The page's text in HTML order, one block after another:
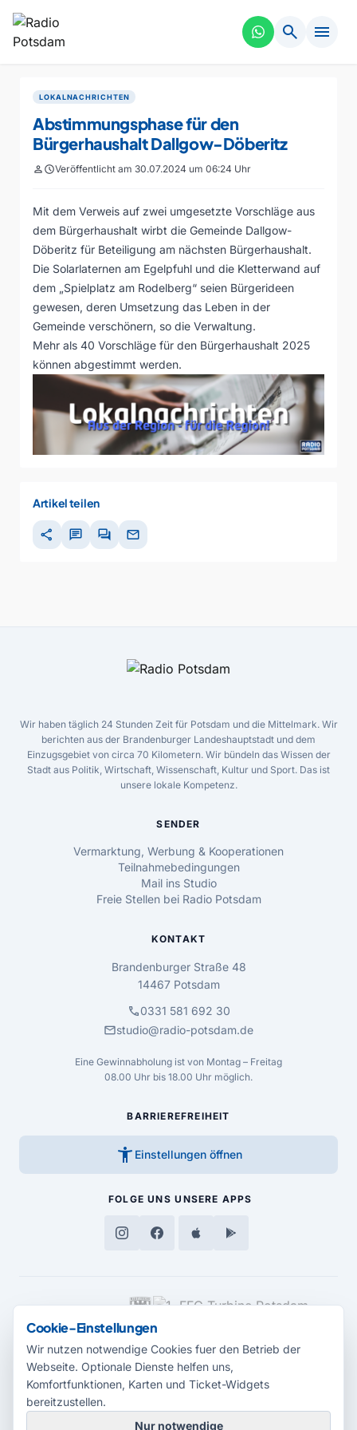
search menu
LOKALNACHRICHTEN
Abstimmungsphase für den
Bürgerhaushalt Dallgow-Döberitz
personscheduleVeröffentlicht am 30.07.2024 um 06:24 Uhr
Mit dem Verweis auf zwei umgesetzte Vorschläge aus
dem Bürgerhaushalt wirbt die Gemeinde Dallgow-
Döberitz für Beteiligung am nächsten Bürgerhaushalt.
Die Solarlaternen am Egelpfuhl und die Kletterwand auf
dem „Spielplatz am Rodelberg“ seien Bürgerideen
gewesen, deren Umsetzung das Leben in der
Gemeinde verschönern, so die Verwaltung.
Mehr als 40 Vorschläge für den Bürgerhaushalt 2025
können abgestimmt werden.
Artikel teilen
share chat forum mail
Wir haben täglich 24 Stunden Zeit für Potsdam und die Mittelmark. Wir
berichten aus der Brandenburger Landeshauptstadt und dem
Einzugsgebiet von circa 70 Kilometern. Wir bündeln das Wissen der
Stadt aus Politik, Wirtschaft, Wissenschaft, Kultur und Sport. Das ist
unsere lokale Kompetenz.
SENDER
Vermarktung, Werbung & Kooperationen
Teilnahmebedingungen
Mail ins Studio
Freie Stellen bei Radio Potsdam
KONTAKT
Brandenburger Straße 48
14467 Potsdam
call0331 581 692 30
mailstudio@radio-potsdam.de
Eine Gewinnabholung ist von Montag – Freitag
08.00 Uhr bis 18.00 Uhr möglich.
BARRIEREFREIHEIT
accessibility_new Einstellungen öffnen
FOLGE UNS UNSERE APPS
MEDIENPARTNER
Cookie-Einstellungen
Wir nutzen notwendige Cookies fuer den Betrieb der
Webseite. Optionale Dienste helfen uns,
Komfortfunktionen, Karten und Ticket-Widgets
bereitzustellen.
Nur notwendige